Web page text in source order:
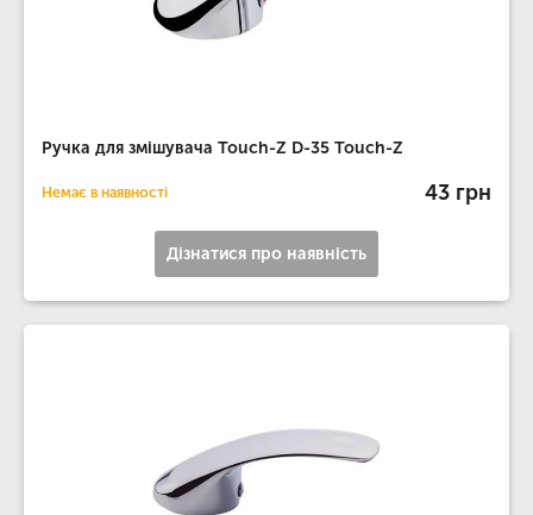
Ручка для змішувача Touch-Z D-35 Touch-Z
Немає в наявності 43 грн
Дізнатися про наявність